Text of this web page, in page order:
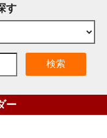
す
検索
ー